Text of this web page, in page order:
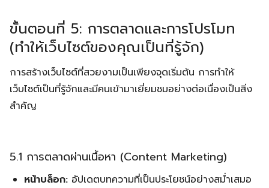
ขั้นตอนที่ 5: การตลาดและการโปรโมท
(ทำให้เว็บไซต์ของคุณเป็นที่รู้จัก)
การสร้างเว็บไซต์ที่สวยงามเป็นเพียงจุดเริ่มต้น การทำให้
เว็บไซต์เป็นที่รู้จักและมีคนเข้ามาเยี่ยมชมอย่างต่อเนื่องเป็นสิ่ง
สำคัญ
5.1 การตลาดผ่านเนื้อหา (Content Marketing)
หน้าบล็อก: อัปเดตบทความที่เป็นประโยชน์อย่างสม่ำเสมอ